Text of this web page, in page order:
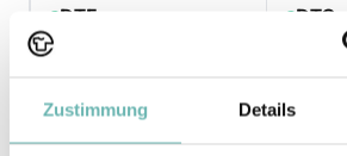
Zustimmung Details
DTF DTG